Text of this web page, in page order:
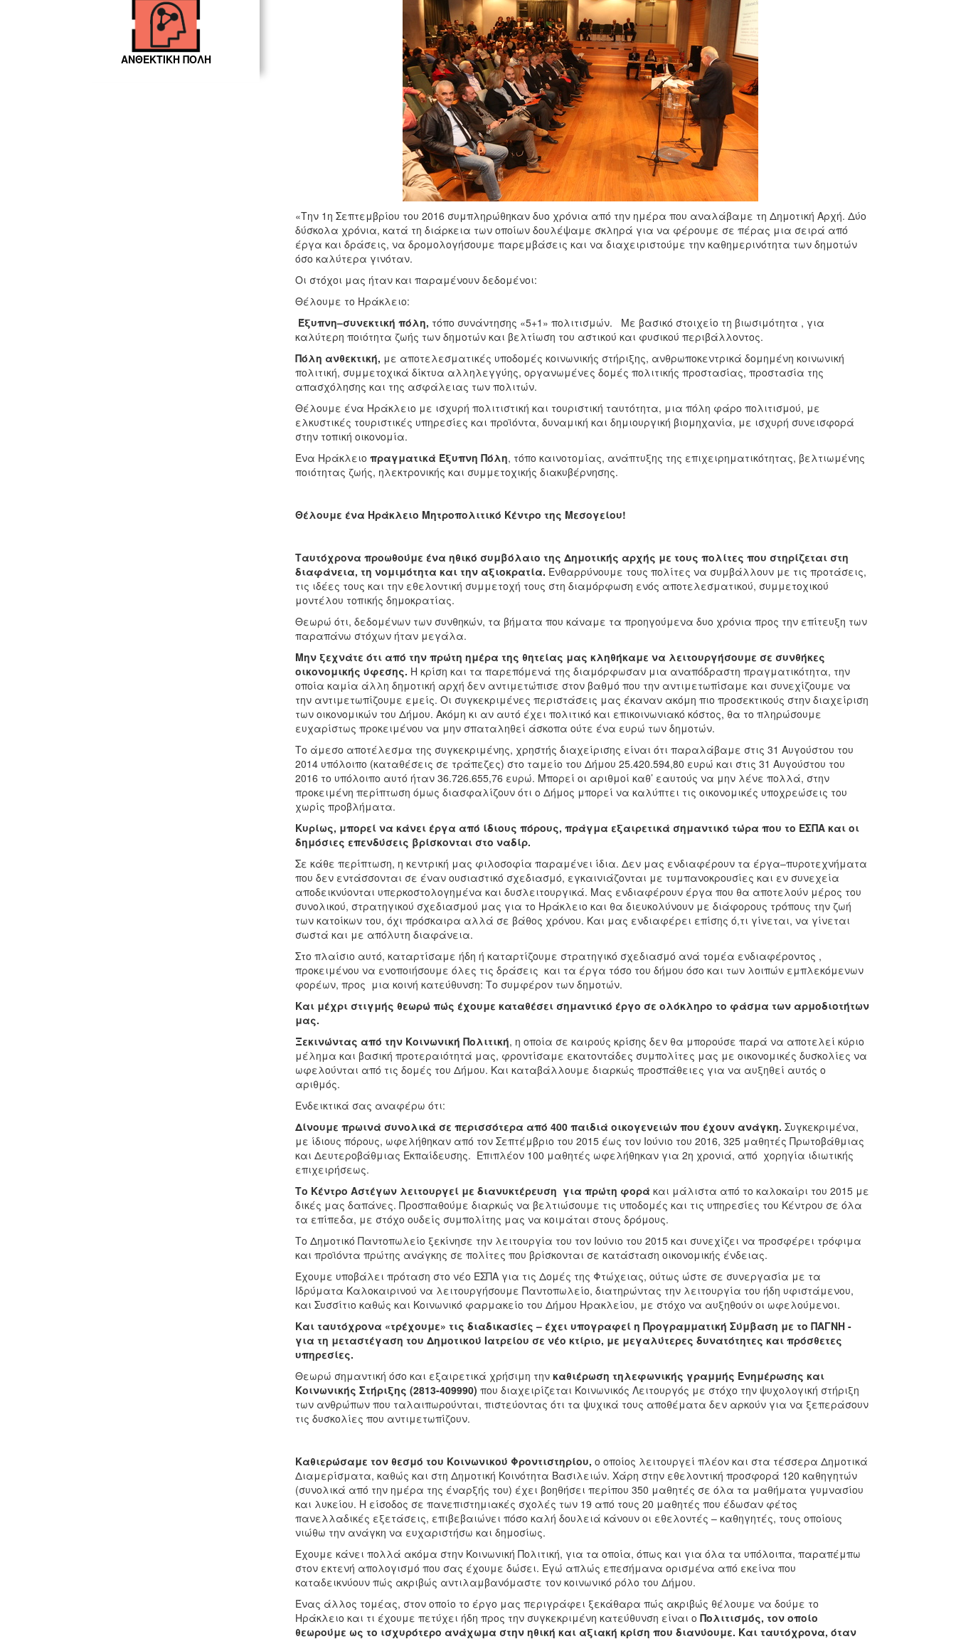
ΑΝΘΕΚΤΙΚΗ ΠΟΛΗ
«Την 1η Σεπτεμβρίου του 2016 συμπληρώθηκαν δυο χρόνια από την ημέρα που αναλάβαμε τη Δημοτική Αρχή. Δύο
δύσκολα χρόνια, κατά τη διάρκεια των οποίων δουλέψαμε σκληρά για να φέρουμε σε πέρας μια σειρά από
έργα και δράσεις, να δρομολογήσουμε παρεμβάσεις και να διαχειριστούμε την καθημερινότητα των δημοτών
όσο καλύτερα γινόταν.
Οι στόχοι μας ήταν και παραμένουν δεδομένοι:
Θέλουμε το Ηράκλειο:
Έξυπνη–συνεκτική πόλη, τόπο συνάντησης «5+1» πολιτισμών.
Με βασικό στοιχείο τη βιωσιμότητα , για
καλύτερη ποιότητα ζωής των δημοτών και βελτίωση του αστικού και φυσικού περιβάλλοντος.
Πόλη ανθεκτική, με αποτελεσματικές υποδομές κοινωνικής στήριξης, ανθρωποκεντρικά δομημένη κοινωνική
πολιτική, συμμετοχικά δίκτυα αλληλεγγύης, οργανωμένες δομές πολιτικής προστασίας, προστασία της
απασχόλησης και της ασφάλειας των πολιτών.
Θέλουμε ένα Ηράκλειο με ισχυρή πολιτιστική και τουριστική ταυτότητα, μια πόλη φάρο πολιτισμού, με
ελκυστικές τουριστικές υπηρεσίες και προϊόντα, δυναμική και δημιουργική βιομηχανία, με ισχυρή συνεισφορά
στην τοπική οικονομία.
Ένα Ηράκλειο πραγματικά Έξυπνη Πόλη, τόπο καινοτομίας, ανάπτυξης της επιχειρηματικότητας, βελτιωμένης
ποιότητας ζωής, ηλεκτρονικής και συμμετοχικής διακυβέρνησης.
Θέλουμε ένα Ηράκλειο Μητροπολιτικό Κέντρο της Μεσογείου!
Ταυτόχρονα προωθούμε ένα ηθικό συμβόλαιο της Δημοτικής αρχής με τους πολίτες που στηρίζεται στη
διαφάνεια, τη νομιμότητα και την αξιοκρατία. Ενθαρρύνουμε τους πολίτες να συμβάλλουν με τις προτάσεις,
τις ιδέες τους και την εθελοντική συμμετοχή τους στη διαμόρφωση ενός αποτελεσματικού, συμμετοχικού
μοντέλου τοπικής δημοκρατίας.
Θεωρώ ότι, δεδομένων των συνθηκών, τα βήματα που κάναμε τα προηγούμενα δυο χρόνια προς την επίτευξη των
παραπάνω στόχων ήταν μεγάλα.
Μην ξεχνάτε ότι από την πρώτη ημέρα της θητείας μας κληθήκαμε να λειτουργήσουμε σε συνθήκες
οικονομικής ύφεσης. Η κρίση και τα παρεπόμενά της διαμόρφωσαν μια αναπόδραστη πραγματικότητα, την
οποία καμία άλλη δημοτική αρχή δεν αντιμετώπισε στον βαθμό που την αντιμετωπίσαμε και συνεχίζουμε να
την αντιμετωπίζουμε εμείς. Οι συγκεκριμένες περιστάσεις μας έκαναν ακόμη πιο προσεκτικούς στην διαχείριση
των οικονομικών του Δήμου. Ακόμη κι αν αυτό έχει πολιτικό και επικοινωνιακό κόστος, θα το πληρώσουμε
ευχαρίστως προκειμένου να μην σπαταληθεί άσκοπα ούτε ένα ευρώ των δημοτών.
Το άμεσο αποτέλεσμα της συγκεκριμένης, χρηστής διαχείρισης είναι ότι παραλάβαμε στις 31 Αυγούστου του
2014 υπόλοιπο (καταθέσεις σε τράπεζες) στο ταμείο του Δήμου 25.420.594,80 ευρώ και στις 31 Αυγούστου του
2016 το υπόλοιπο αυτό ήταν 36.726.655,76 ευρώ. Μπορεί οι αριθμοί καθ’ εαυτούς να μην λένε πολλά, στην
προκειμένη περίπτωση όμως διασφαλίζουν ότι ο Δήμος μπορεί να καλύπτει τις οικονομικές υποχρεώσεις του
χωρίς προβλήματα.
Κυρίως, μπορεί να κάνει έργα από ίδιους πόρους, πράγμα εξαιρετικά σημαντικό τώρα που το ΕΣΠΑ και οι
δημόσιες επενδύσεις βρίσκονται στο ναδίρ.
Σε κάθε περίπτωση, η κεντρική μας φιλοσοφία παραμένει ίδια. Δεν μας ενδιαφέρουν τα έργα–πυροτεχνήματα
που δεν εντάσσονται σε έναν ουσιαστικό σχεδιασμό, εγκαινιάζονται με τυμπανοκρουσίες και εν συνεχεία
αποδεικνύονται υπερκοστολογημένα και δυσλειτουργικά. Μας ενδιαφέρουν έργα που θα αποτελούν μέρος του
συνολικού, στρατηγικού σχεδιασμού μας για το Ηράκλειο και θα διευκολύνουν με διάφορους τρόπους την ζωή
των κατοίκων του, όχι πρόσκαιρα αλλά σε βάθος χρόνου. Και μας ενδιαφέρει επίσης ό,τι γίνεται, να γίνεται
σωστά και με απόλυτη διαφάνεια.
Στο πλαίσιο αυτό, καταρτίσαμε ήδη ή καταρτίζουμε στρατηγικό σχεδιασμό ανά τομέα ενδιαφέροντος ,
προκειμένου να ενοποιήσουμε όλες τις δράσεις και τα έργα τόσο του δήμου όσο και των λοιπών εμπλεκόμενων
φορέων, προς μια κοινή κατεύθυνση: Το συμφέρον των δημοτών.
Και μέχρι στιγμής θεωρώ πώς έχουμε καταθέσει σημαντικό έργο σε ολόκληρο το φάσμα των αρμοδιοτήτων
μας.
Ξεκινώντας από την Κοινωνική Πολιτική, η οποία σε καιρούς κρίσης δεν θα μπορούσε παρά να αποτελεί κύριο
μέλημα και βασική προτεραιότητά μας, φροντίσαμε εκατοντάδες συμπολίτες μας με οικονομικές δυσκολίες να
ωφελούνται από τις δομές του Δήμου. Και καταβάλλουμε διαρκώς προσπάθειες για να αυξηθεί αυτός ο
αριθμός.
Ενδεικτικά σας αναφέρω ότι:
Δίνουμε πρωινά συνολικά σε περισσότερα από 400 παιδιά οικογενειών που έχουν ανάγκη. Συγκεκριμένα,
με ίδιους πόρους, ωφελήθηκαν από τον Σεπτέμβριο του 2015 έως τον Ιούνιο του 2016, 325 μαθητές Πρωτοβάθμιας
και Δευτεροβάθμιας Εκπαίδευσης. Επιπλέον 100 μαθητές ωφελήθηκαν για 2η χρονιά, από χορηγία ιδιωτικής
επιχειρήσεως.
Το Κέντρο Αστέγων λειτουργεί με διανυκτέρευση για πρώτη φορά και μάλιστα από το καλοκαίρι του 2015 με
δικές μας δαπάνες. Προσπαθούμε διαρκώς να βελτιώσουμε τις υποδομές και τις υπηρεσίες του Κέντρου σε όλα
τα επίπεδα, με στόχο ουδείς συμπολίτης μας να κοιμάται στους δρόμους.
Το Δημοτικό Παντοπωλείο ξεκίνησε την λειτουργία του τον Ιούνιο του 2015 και συνεχίζει να προσφέρει τρόφιμα
και προϊόντα πρώτης ανάγκης σε πολίτες που βρίσκονται σε κατάσταση οικονομικής ένδειας.
Έχουμε υποβάλει πρόταση στο νέο ΕΣΠΑ για τις Δομές της Φτώχειας, ούτως ώστε σε συνεργασία με τα
Ιδρύματα Καλοκαιρινού να λειτουργήσουμε Παντοπωλείο, διατηρώντας την λειτουργία του ήδη υφιστάμενου,
και Συσσίτιο καθώς και Κοινωνικό φαρμακείο του Δήμου Ηρακλείου, με στόχο να αυξηθούν οι ωφελούμενοι.
Και ταυτόχρονα «τρέχουμε» τις διαδικασίες – έχει υπογραφεί η Προγραμματική Σύμβαση με το ΠΑΓΝΗ -
για τη μεταστέγαση του Δημοτικού Ιατρείου σε νέο κτίριο, με μεγαλύτερες δυνατότητες και πρόσθετες
υπηρεσίες.
Θεωρώ σημαντική όσο και εξαιρετικά χρήσιμη την καθιέρωση τηλεφωνικής γραμμής Ενημέρωσης και
Κοινωνικής Στήριξης (2813-409990) που διαχειρίζεται Κοινωνικός Λειτουργός με στόχο την ψυχολογική στήριξη
των ανθρώπων που ταλαιπωρούνται, πιστεύοντας ότι τα ψυχικά τους αποθέματα δεν αρκούν για να ξεπεράσουν
τις δυσκολίες που αντιμετωπίζουν.
Καθιερώσαμε τον θεσμό του Κοινωνικού Φροντιστηρίου, ο οποίος λειτουργεί πλέον και στα τέσσερα Δημοτικά
Διαμερίσματα, καθώς και στη Δημοτική Κοινότητα Βασιλειών. Χάρη στην εθελοντική προσφορά 120 καθηγητών
(συνολικά από την ημέρα της έναρξής του) έχει βοηθήσει περίπου 350 μαθητές σε όλα τα μαθήματα γυμνασίου
και λυκείου. Η είσοδος σε πανεπιστημιακές σχολές των 19 από τους 20 μαθητές που έδωσαν φέτος
πανελλαδικές εξετάσεις, επιβεβαιώνει πόσο καλή δουλειά κάνουν οι εθελοντές – καθηγητές, τους οποίους
νιώθω την ανάγκη να ευχαριστήσω και δημοσίως.
Έχουμε κάνει πολλά ακόμα στην Κοινωνική Πολιτική, για τα οποία, όπως και για όλα τα υπόλοιπα, παραπέμπω
στον εκτενή απολογισμό που σας έχουμε δώσει. Εγώ απλώς επεσήμανα ορισμένα από εκείνα που
καταδεικνύουν πώς ακριβώς αντιλαμβανόμαστε τον κοινωνικό ρόλο του Δήμου.
Ένας άλλος τομέας, στον οποίο το έργο μας περιγράφει ξεκάθαρα πώς ακριβώς θέλουμε να δούμε το
Ηράκλειο και τι έχουμε πετύχει ήδη προς την συγκεκριμένη κατεύθυνση είναι ο Πολιτισμός, τον οποίο
θεωρούμε ως το ισχυρότερο ανάχωμα στην ηθική και αξιακή κρίση που διανύουμε. Και ταυτόχρονα, όταν